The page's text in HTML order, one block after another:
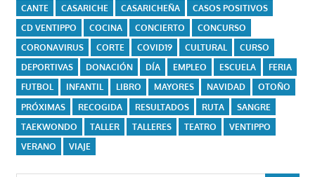
CANTE
CASARICHE CASARICHEÑA
CASOS POSITIVOS
CD VENTIPPO
COCINA CONCIERTO
CONCURSO
CORONAVIRUS
CORTE COVID19 CULTURAL
CURSO
DEPORTIVAS
DONACIÓN DÍA EMPLEO ESCUELA
FERIA
FUTBOL
INFANTIL LIBRO MAYORES NAVIDAD
OTOÑO
PRÓXIMAS
RECOGIDA RESULTADOS RUTA
SANGRE
TAEKWONDO
TALLER TALLERES TEATRO
VENTIPPO
VERANO
VIAJE